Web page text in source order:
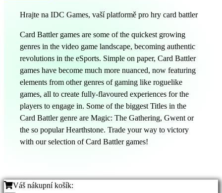
Hrajte na IDC Games, vaší platformě pro hry card battler
Card Battler games are some of the quickest growing
genres in the video game landscape, becoming authentic
revolutions in the eSports. Simple on paper, Card Battler
games have become much more nuanced, now featuring
elements from other genres of gaming like roguelike
games, all to create fully-flavoured experiences for the
players to engage in. Some of the biggest Titles in the
Card Battler genre are Magic: The Gathering, Gwent or
the so popular Hearthstone. Trade your way to victory
with our selection of Card Battler games!
Váš nákupní košík: